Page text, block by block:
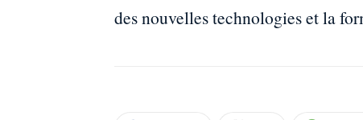
des nouvelles technologies et la